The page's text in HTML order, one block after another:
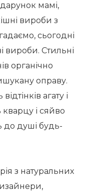
мамі,
вироби з
сьогодні
вироби. Стильні
органічно
оправу.
агату і
кварцу і сяйво
до душі будь-
з натуральних